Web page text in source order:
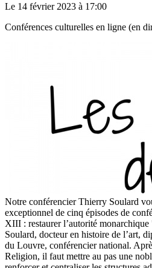
Le 14 février 2023 à 17:00
Conférences culturelles en ligne (en
Notre conférencier Thierry Soulard
exceptionnel de cinq épisodes de
XIII : restaurer l’autorité
Soulard, docteur en histoire de l’art,
du Louvre, conférencier national.
Religion, il faut mettre au pas une